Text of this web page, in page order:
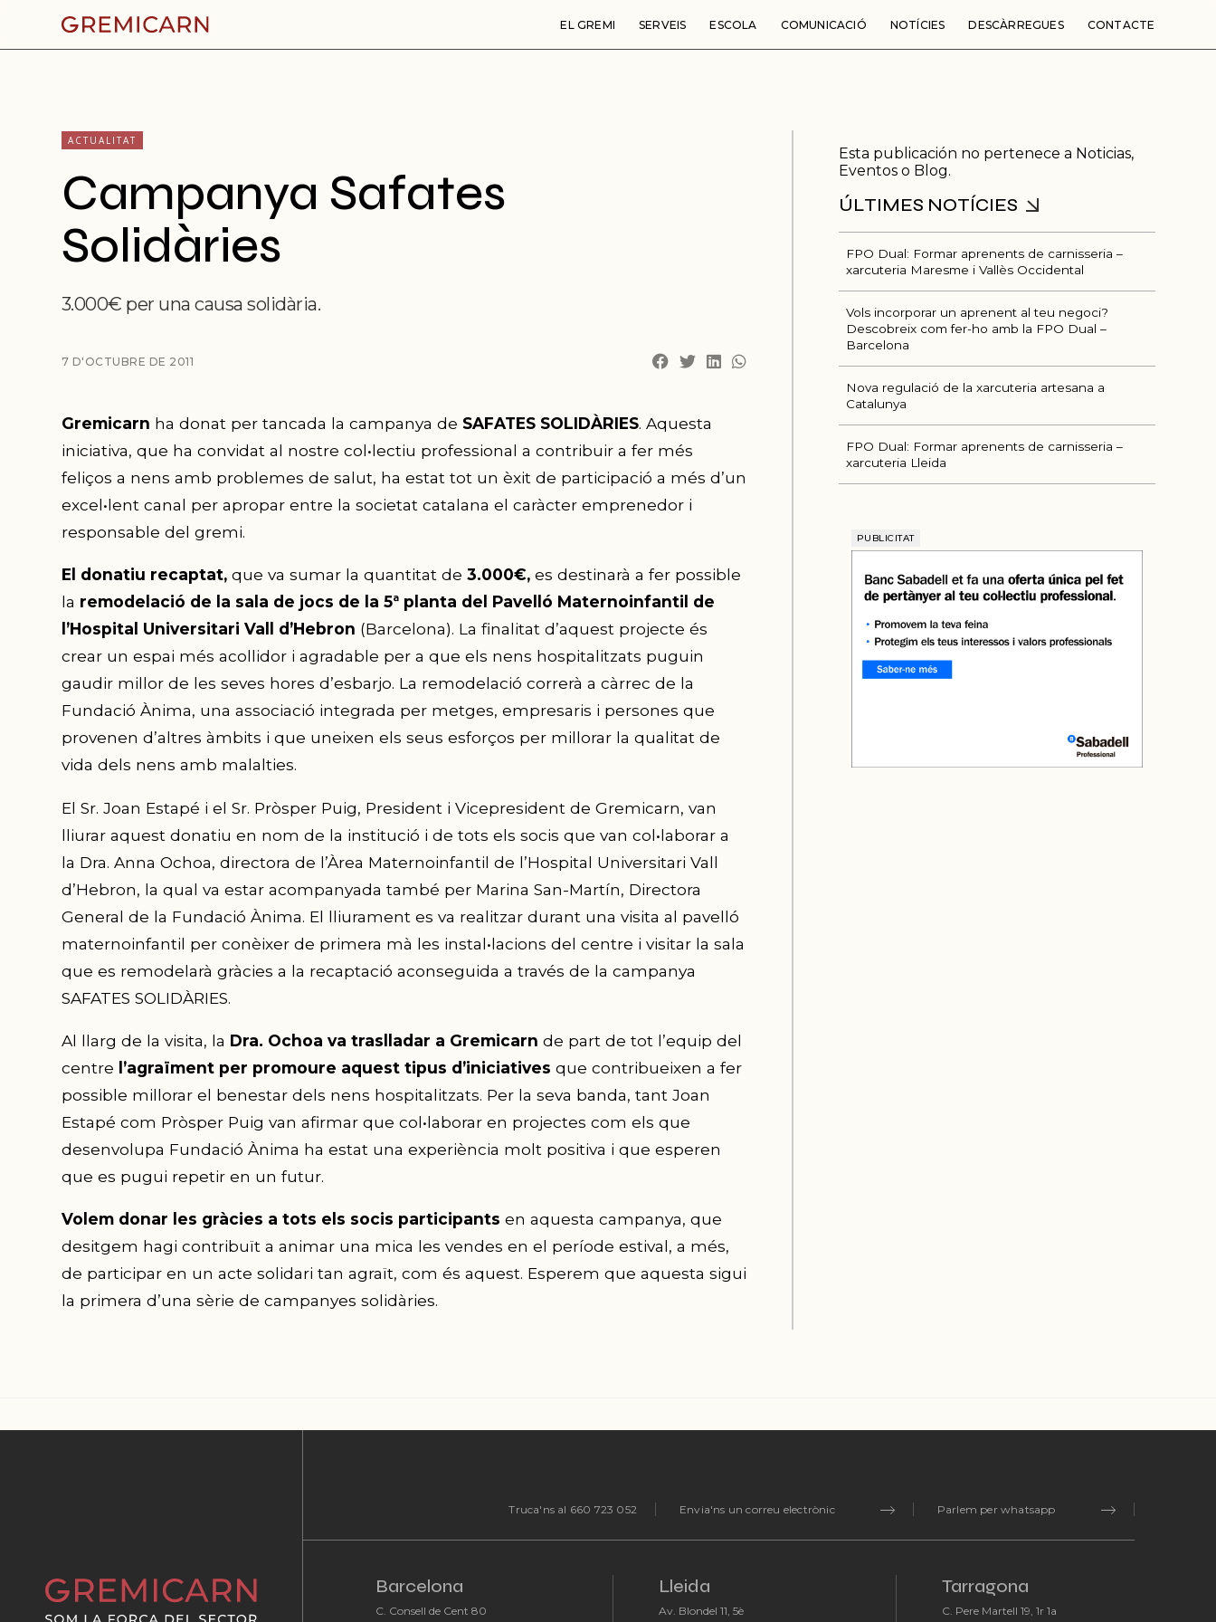
EL GREMI SERVEIS ESCOLA COMUNICACIÓ NOTÍCIES DESCÀRREGUES CONTACTE
ACTUALITAT
Campanya Safates
Solidàries
3.000€ per una causa solidària.
7 D'OCTUBRE DE 2011
Gremicarn ha donat per tancada la campanya de SAFATES SOLIDÀRIES. Aquesta
iniciativa, que ha convidat al nostre col•lectiu professional a contribuir a fer més
feliços a nens amb problemes de salut, ha estat tot un èxit de participació a més d’un
excel•lent canal per apropar entre la societat catalana el caràcter emprenedor i
responsable del gremi.
El donatiu recaptat,que va sumar la quantitat de 3.000€,es destinarà a fer possible
la remodelació de la sala de jocs de la 5ª planta del Pavelló Maternoinfantil de
l’Hospital Universitari Vall d’Hebron (Barcelona). La finalitat d’aquest projecte és
crear un espai més acollidor i agradable per a que els nens hospitalitzats puguin
gaudir millor de les seves hores d’esbarjo. La remodelació correrà a càrrec de la
Fundació Ànima, una associació integrada per metges, empresaris i persones que
provenen d’altres àmbits i que uneixen els seus esforços per millorar la qualitat de
vida dels nens amb malalties.
El Sr. Joan Estapé i el Sr. Pròsper Puig, President i Vicepresident de Gremicarn, van
lliurar aquest donatiu en nom de la institució i de tots els socis que van col•laborar a
la Dra. Anna Ochoa, directora de l’Àrea Maternoinfantil de l’Hospital Universitari Vall
d’Hebron, la qual va estar acompanyada també per Marina San-Martín, Directora
General de la Fundació Ànima. El lliurament es va realitzar durant una visita al pavelló
maternoinfantil per conèixer de primera mà les instal•lacions del centre i visitar la sala
que es remodelarà gràcies a la recaptació aconseguida a través de la campanya
SAFATES SOLIDÀRIES.
Al llarg de la visita, la Dra. Ochoa va traslladar a Gremicarn de part de tot l’equip del
centre l’agraïment per promoure aquest tipus d’iniciatives que contribueixen a fer
possible millorar el benestar dels nens hospitalitzats. Per la seva banda, tant Joan
Estapé com Pròsper Puig van afirmar que col•laborar en projectes com els que
desenvolupa Fundació Ànima ha estat una experiència molt positiva i que esperen
que es pugui repetir en un futur.
Volem donar les gràcies a tots els socis participants en aquesta campanya, que
desitgem hagi contribuït a animar una mica les vendes en el període estival, a més,
de participar en un acte solidari tan agraït, com és aquest. Esperem que aquesta sigui
la primera d’una sèrie de campanyes solidàries.
Esta publicación no pertenece a Noticias,
Eventos o Blog.
FPO Dual: Formar aprenents de carnisseria –
xarcuteria Maresme i Vallès Occidental
Vols incorporar un aprenent al teu negoci?
Descobreix com fer-ho amb la FPO Dual –
Barcelona
Nova regulació de la xarcuteria artesana a
Catalunya
FPO Dual: Formar aprenents de carnisseria –
xarcuteria Lleida
PUBLICITAT
Truca'ns al 660 723 052 Envia'ns un correu electrònic Parlem per whatsapp
Barcelona
C. Consell de Cent 80
Lleida
Av. Blondel 11, 5è
Tarragona
C. Pere Martell 19, 1r 1a